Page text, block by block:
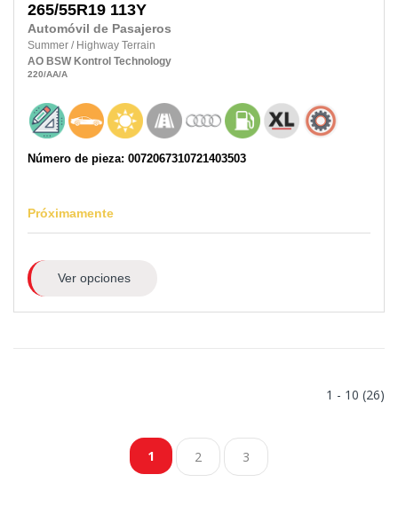
265/55R19 113Y
Automóvil de Pasajeros
Summer / Highway Terrain
AO BSW Kontrol Technology
220/AA/A
Número de pieza: 0072067310721403503
Próximamente
Ver opciones
1 - 10 (26)
1 2 3